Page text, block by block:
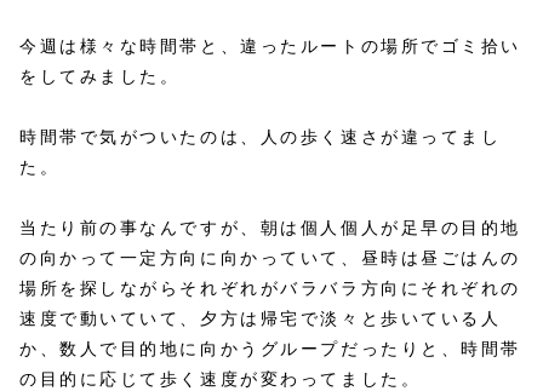
今週は様々な時間帯と、違ったルートの場所でゴミ拾い
をしてみました。
時間帯で気がついたのは、人の歩く速さが違ってまし
た。
当たり前の事なんですが、朝は個人個人が足早の目的地
の向かって一定方向に向かっていて、昼時は昼ごはんの
場所を探しながらそれぞれがバラバラ方向にそれぞれの
速度で動いていて、夕方は帰宅で淡々と歩いている人
か、数人で目的地に向かうグループだったりと、時間帯
の目的に応じて歩く速度が変わってました。